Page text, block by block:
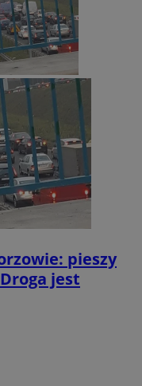
pieszy
jest